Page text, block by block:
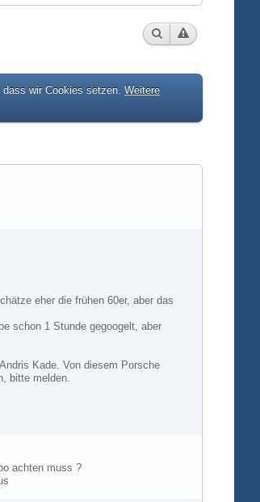
wir Cookies setzen. Weitere
eher die frühen 60er, aber das
schon 1 Stunde gegoogelt, aber
Kade. Von diesem Porsche
bitte melden.
achten muss ?